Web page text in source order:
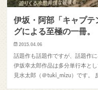
伊坂・阿部「キャプテ
グによる至極の一冊。
2015.04.06
話題作も話題作ですが、話題作
伊坂幸太郎作品は多分単行本と
見水太郎（＠tuki_mizu）です。